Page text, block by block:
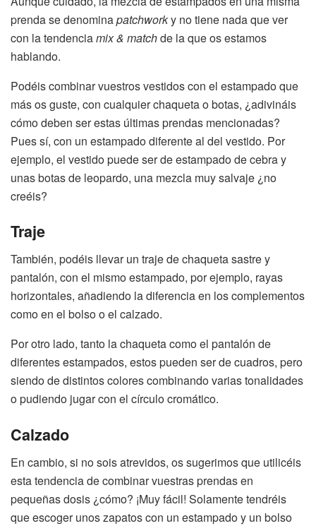
prenda se denominapatchworky no tiene nada que ver
con la tendenciamix & matchde la que os estamos
hablando.
Podéis combinar vuestros vestidos con el estampado que
más os guste, con cualquier chaqueta o botas, ¿adivináis
cómo deben ser estas últimas prendas mencionadas?
Pues sí, con un estampado diferente al del vestido. Por
ejemplo, el vestido puede ser de estampado de cebra y
unas botas de leopardo, una mezcla muy salvaje ¿no
creéis?
Traje
También, podéis llevar un traje de chaqueta sastre y
pantalón, con el mismo estampado, por ejemplo, rayas
horizontales, añadiendo la diferencia en los complementos
como en el bolso o el calzado.
Por otro lado, tanto la chaqueta como el pantalón de
diferentes estampados, estos pueden ser de cuadros, pero
siendo de distintos colores combinando varias tonalidades
o pudiendo jugar con el círculo cromático.
Calzado
En cambio, si no sois atrevidos, os sugerimos que utilicéis
esta tendencia de combinar vuestras prendas en
pequeñas dosis ¿cómo? ¡Muy fácil! Solamente tendréis
que escoger unos zapatos con un estampado y un bolso